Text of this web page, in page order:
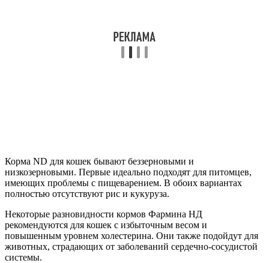
Корма ND для кошек бывают беззерновыми и
низкозерновыми. Первые идеально подходят для питомцев,
имеющих проблемы с пищеварением. В обоих вариантах
полностью отсутствуют рис и кукуруза.
Некоторые разновидности кормов Фармина НД
рекомендуются для кошек с избыточным весом и
повышенным уровнем холестерина. Они также подойдут для
животных, страдающих от заболеваний сердечно-сосудистой
системы.